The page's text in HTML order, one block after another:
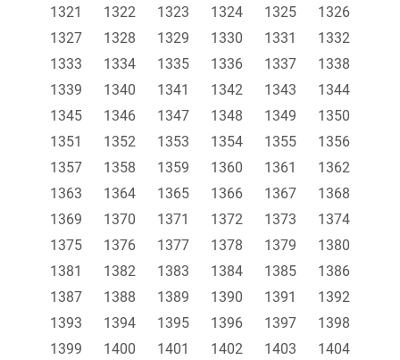
1321
1322 1323 1324 1325
1326
1327
1328 1329 1330 1331
1332
1333
1334 1335 1336 1337
1338
1339
1340 1341 1342 1343
1344
1345
1346 1347 1348 1349
1350
1351
1352 1353 1354 1355
1356
1357
1358 1359 1360 1361
1362
1363
1364 1365 1366 1367
1368
1369
1370 1371 1372 1373
1374
1375
1376 1377 1378 1379
1380
1381
1382 1383 1384 1385
1386
1387
1388 1389 1390 1391
1392
1393
1394 1395 1396 1397
1398
1399
1400 1401 1402 1403
1404